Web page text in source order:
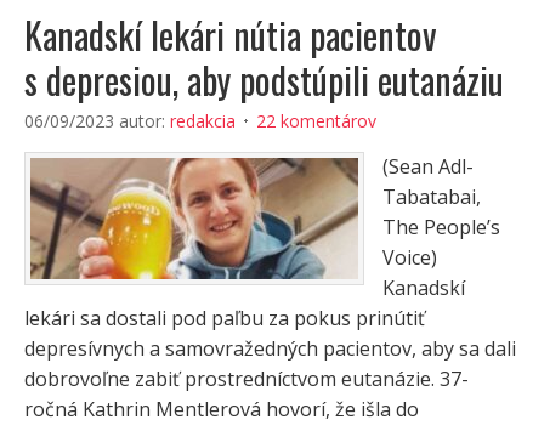
Kanadskí lekári nútia pacientov
s depresiou, aby podstúpili eutanáziu
06/09/2023 autor: redakcia 22 komentárov
(Sean Adl-
Tabatabai,
The People’s
Voice)
Kanadskí
lekári sa dostali pod paľbu za pokus prinútiť
depresívnych a samovražedných pacientov, aby sa dali
dobrovoľne zabiť prostredníctvom eutanázie. 37-
ročná Kathrin Mentlerová hovorí, že išla do